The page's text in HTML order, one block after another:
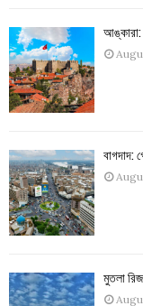
বাগদাদ:
মুতলা